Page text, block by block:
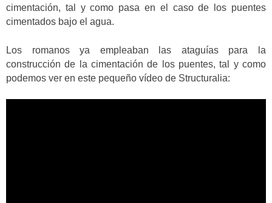
cimentación, tal y como pasa en el caso de los puentes
cimentados bajo el agua.
Los romanos ya empleaban las ataguías para la
construcción de la cimentación de los puentes, tal y como
podemos ver en este pequeño vídeo de Structuralia: